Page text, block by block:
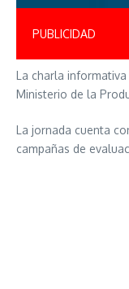
PUBLICIDAD
La charla informativa
Ministerio de la
La jornada cuenta
campañas de